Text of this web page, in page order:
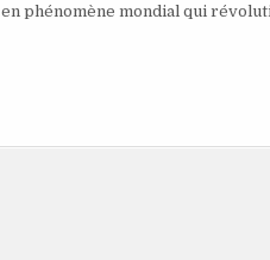
phénomène mondial qui